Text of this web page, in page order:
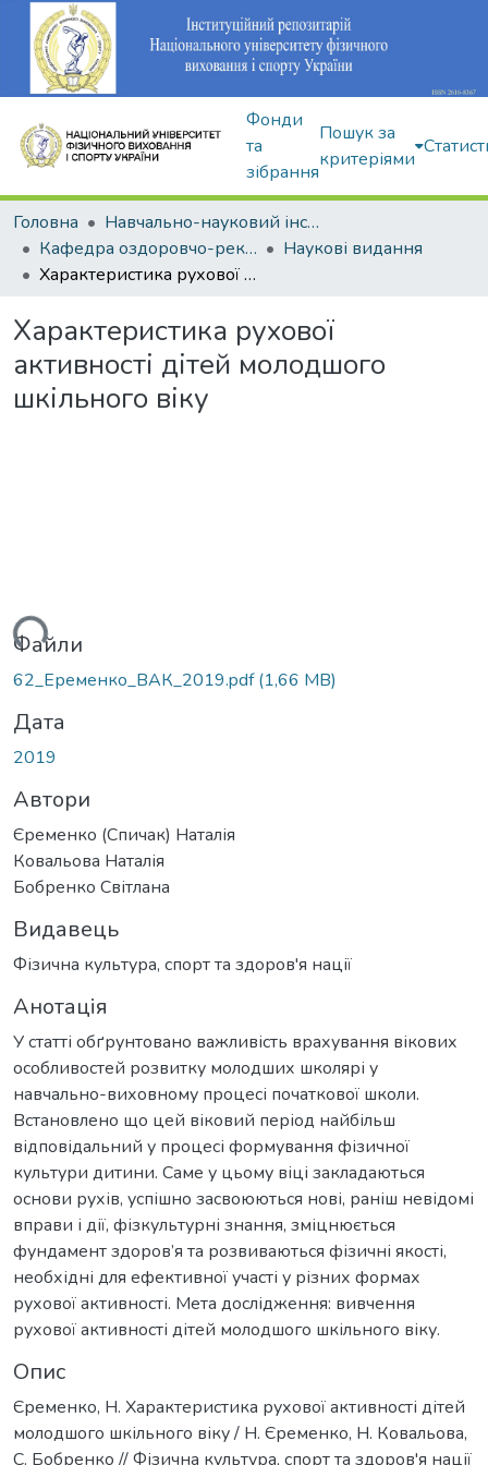
Фонди
та
зібрання
Пошук за
критеріями
Головна
Навчально-науковий інститут здоров'я, реабілітації та фізичного виховання
Кафедра оздоровчо-рекреаційної рухової активності
Наукові видання
Характеристика рухової активності дітей молодшого шкільного віку
Характеристика рухової
активності дітей молодшого
шкільного віку
Файли
62_Еременко_ВАК_2019.pdf(1,66 MB)
Дата
2019
Автори
Єременко (Спичак) Наталія
Ковальова Наталія
Бобренко Світлана
Видавець
Фізична культура, спорт та здоров'я нації
Анотація
У статті обґрунтовано важливість врахування вікових
особливостей розвитку молодших школярі у
навчально-виховному процесі початкової школи.
Встановлено що цей віковий період найбільш
відповідальний у процесі формування фізичної
культури дитини. Саме у цьому віці закладаються
основи рухів, успішно засвоюються нові, раніш невідомі
вправи і дії, фізкультурні знання, зміцнюється
фундамент здоров’я та розвиваються фізичні якості,
необхідні для ефективної участі у різних формах
рухової активності. Мета дослідження: вивчення
рухової активності дітей молодшого шкільного віку.
Опис
Єременко, Н. Характеристика рухової активності дітей
молодшого шкільного віку / Н. Єременко, Н. Ковальова,
С. Бобренко // Фізична культура, спорт та здоров'я нації